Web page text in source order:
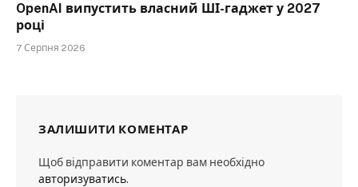
OpenAI випустить власний ШІ-гаджет у 2027
році
7 Серпня 2026
ЗАЛИШИТИ КОМЕНТАР
Щоб відправити коментар вам необхідно
авторизуватись.